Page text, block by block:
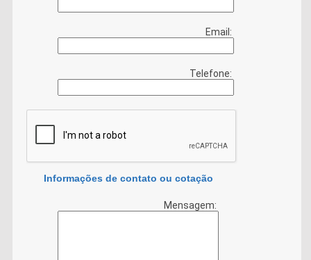
Email:
Telefone:
Informações de contato ou cotação
Mensagem: